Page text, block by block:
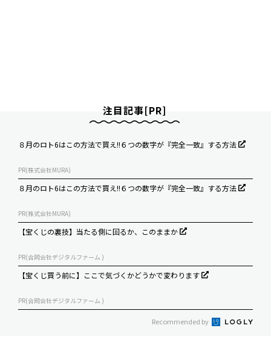
注目記事[PR]
８月のロト6はこの方法で買え!!６つの数字が『完全一致』する方法
PR(株式会社MURA)
８月のロト6はこの方法で買え!!６つの数字が『完全一致』する方法
PR(株式会社MURA)
【宝くじの裏技】当たる側に回るか、このままか
PR(合同会社デジタルファーム )
【宝くじ買う前に】ここで気づくかどうかで変わります
PR(合同会社デジタルファーム )
Recommended by